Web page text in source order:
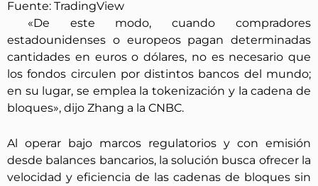
Fuente: TradingView
«De este modo, cuando compradores
estadounidenses o europeos pagan determinadas
cantidades en euros o dólares, no es necesario que
los fondos circulen por distintos bancos del mundo;
en su lugar, se emplea la tokenización y la cadena de
bloques», dijo Zhang a la CNBC.
Al operar bajo marcos regulatorios y con emisión
desde balances bancarios, la solución busca ofrecer la
velocidad y eficiencia de las cadenas de bloques sin